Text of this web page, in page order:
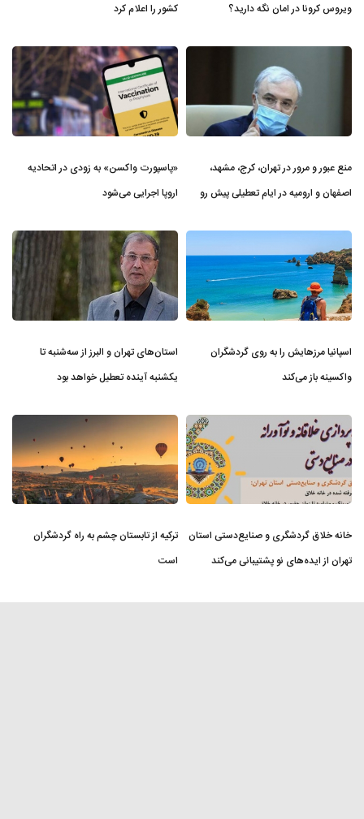
ویروس کرونا در امان نگه دارید؟
کشور را اعلام کرد
منع عبور و مرور در تهران، کرج، مشهد،
اصفهان و ارومیه در ایام تعطیلی پیش ر‌و
«پاسپورت واکسن» به زودی در اتحادیه
اروپا اجرایی می‌شود
اسپانیا مرزهایش را به روی گردشگران
واکسینه باز می‌کند
استان‌های تهران و البرز از سه‌شنبه تا
یکشنبه آینده تعطیل خواهد بود
خانه خلاق گردشگری و صنایع‌دستی استان
تهران از ایده‌های نو پشتیبانی می‌کند
ترکیه از تابستان چشم به راه گردشگران
است